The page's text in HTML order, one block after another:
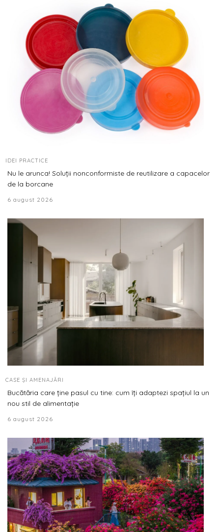
IDEI PRACTICE
Nu le arunca! Soluții nonconformiste de reutilizare a capacelor
de la borcane
6 august 2026
CASE ȘI AMENAJĂRI
Bucătăria care ține pasul cu tine: cum îți adaptezi spațiul la un
nou stil de alimentație
6 august 2026